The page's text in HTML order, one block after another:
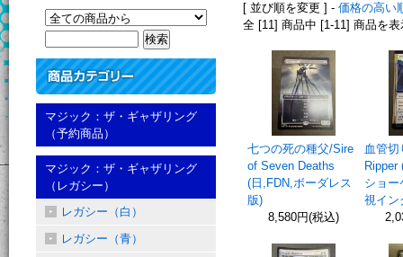
[ 並び順を変更 ] - 価格の高い
全 [11] 商品中 [1-11] 商品を
七つの死の種父/Sire
of Seven Deaths
(日,FDN,ボーダレス
版)
8,580円(税込)
血管切
Ripper
ショー
視イン
マジック：ザ・ギャザリング
（予約商品）
マジック：ザ・ギャザリング
（レガシー）
レガシー（白）
レガシー（青）